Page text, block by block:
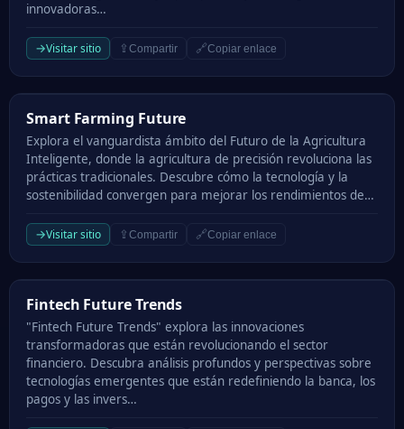
innovadoras…
→Visitar sitio ⇪ Compartir 🔗Copiar enlace
Smart Farming Future
Smart Farming Future
Explora el vanguardista ámbito del Futuro de la Agricultura
Inteligente, donde la agricultura de precisión revoluciona las
prácticas tradicionales. Descubre cómo la tecnología y la
sostenibilidad convergen para mejorar los rendimientos de…
→Visitar sitio ⇪ Compartir 🔗Copiar enlace
Fintech Future Trends
Fintech Future Trends
"Fintech Future Trends" explora las innovaciones
transformadoras que están revolucionando el sector
financiero. Descubra análisis profundos y perspectivas sobre
tecnologías emergentes que están redefiniendo la banca, los
pagos y las invers…